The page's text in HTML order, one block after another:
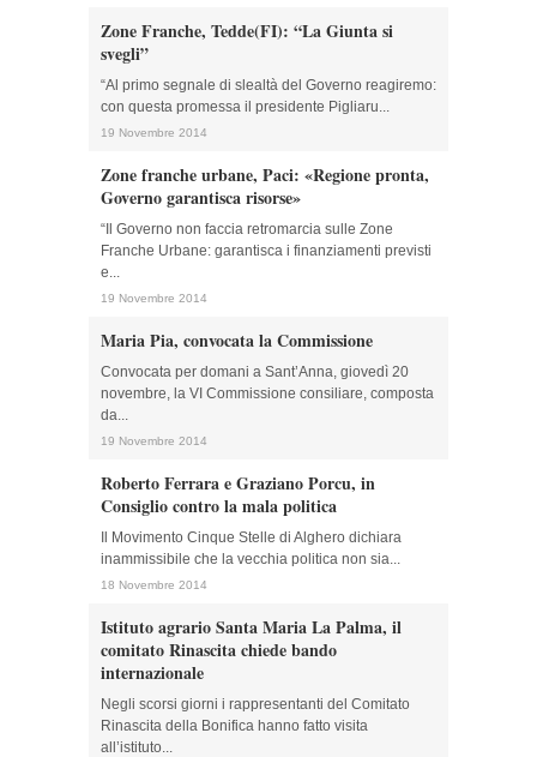
Zone Franche, Tedde(FI): “La Giunta si
svegli”
“Al primo segnale di slealtà del Governo reagiremo:
con questa promessa il presidente Pigliaru...
19 Novembre 2014
Zone franche urbane, Paci: «Regione pronta,
Governo garantisca risorse»
“Il Governo non faccia retromarcia sulle Zone
Franche Urbane: garantisca i finanziamenti previsti
e...
19 Novembre 2014
Maria Pia, convocata la Commissione
Convocata per domani a Sant’Anna, giovedì 20
novembre, la VI Commissione consiliare, composta
da...
19 Novembre 2014
Roberto Ferrara e Graziano Porcu, in
Consiglio contro la mala politica
Il Movimento Cinque Stelle di Alghero dichiara
inammissibile che la vecchia politica non sia...
18 Novembre 2014
Istituto agrario Santa Maria La Palma, il
comitato Rinascita chiede bando
internazionale
Negli scorsi giorni i rappresentanti del Comitato
Rinascita della Bonifica hanno fatto visita
all’istituto...